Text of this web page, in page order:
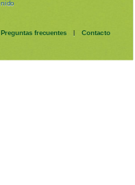
Preguntas frecuentes | Contacto